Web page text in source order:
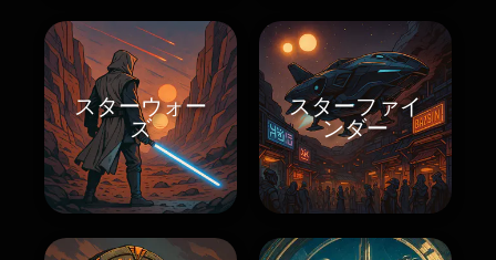
スターウォー
ズ
スターファイ
ンダー